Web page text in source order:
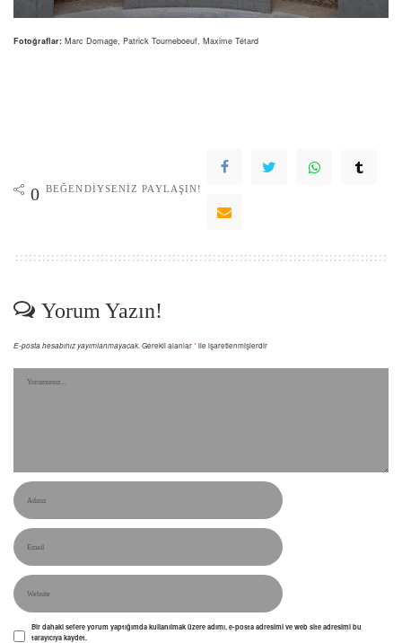
Fotoğraflar: Marc Domage, Patrick Tourneboeuf, Maxime Tétard
0 BEĞENDIYSENIZ PAYLAŞIN!
Yorum Yazın!
E-posta hesabınız yayımlanmayacak. Gerekli alanlar*ile işaretlenmişlerdir
Bir dahaki sefere yorum yaptığımda kullanılmak üzere adımı, e-posta adresimi ve web site adresimi bu
tarayıcıya kaydet.